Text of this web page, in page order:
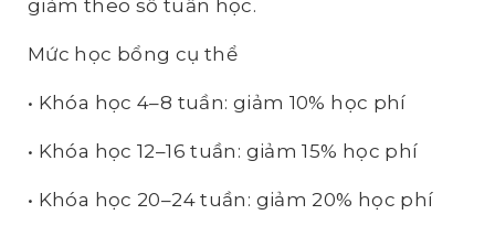
giảm theo số tuần học.
Mức học bổng cụ thể
• Khóa học 4–8 tuần: giảm 10% học phí
• Khóa học 12–16 tuần: giảm 15% học phí
• Khóa học 20–24 tuần: giảm 20% học phí